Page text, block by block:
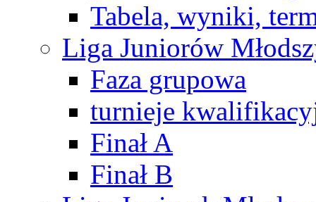
Tabela, wyniki,
Liga Juniorów
Faza grupowa
turnieje
Finał A
Finał B